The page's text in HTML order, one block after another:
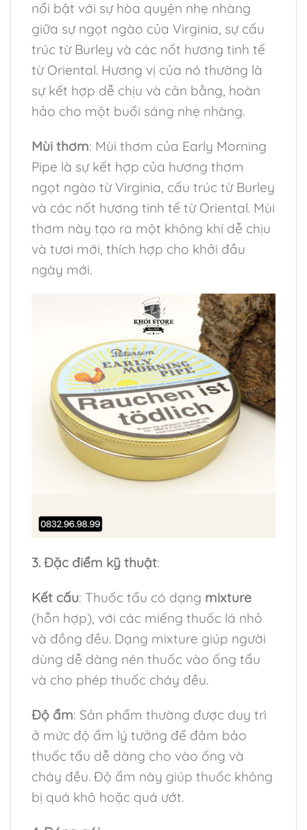
nổi bật với sự hòa quyện nhẹ nhàng
giữa sự ngọt ngào của Virginia, sự cấu
trúc từ Burley và các nốt hương tinh tế
từ Oriental. Hương vị của nó thường là
sự kết hợp dễ chịu và cân bằng, hoàn
hảo cho một buổi sáng nhẹ nhàng.
Mùi thơm: Mùi thơm của Early Morning
Pipe là sự kết hợp của hương thơm
ngọt ngào từ Virginia, cấu trúc từ Burley
và các nốt hương tinh tế từ Oriental. Mùi
thơm này tạo ra một không khí dễ chịu
và tươi mới, thích hợp cho khởi đầu
ngày mới.
3. Đặc điểm kỹ thuật:
Kết cấu: Thuốc tẩu có dạng mixture
(hỗn hợp), với các miếng thuốc lá nhỏ
và đồng đều. Dạng mixture giúp người
dùng dễ dàng nén thuốc vào ống tẩu
và cho phép thuốc cháy đều.
Độ ẩm: Sản phẩm thường được duy trì
ở mức độ ẩm lý tưởng để đảm bảo
thuốc tẩu dễ dàng cho vào ống và
cháy đều. Độ ẩm này giúp thuốc không
bị quá khô hoặc quá ướt.